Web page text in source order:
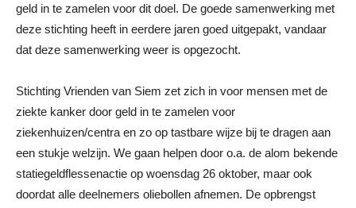
geld in te zamelen voor dit doel. De goede samenwerking met
deze stichting heeft in eerdere jaren goed uitgepakt, vandaar
dat deze samenwerking weer is opgezocht.
Stichting Vrienden van Siem zet zich in voor mensen met de
ziekte kanker door geld in te zamelen voor
ziekenhuizen/centra en zo op tastbare wijze bij te dragen aan
een stukje welzijn. We gaan helpen door o.a. de alom bekende
statiegeldflessenactie op woensdag 26 oktober, maar ook
doordat alle deelnemers oliebollen afnemen. De opbrengst